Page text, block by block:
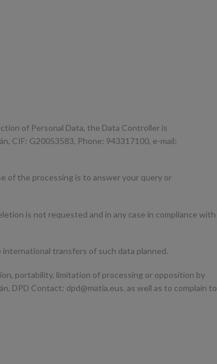
of Personal Data, the Data Controller is
CIF: G20053583, Phone: 943317100, e-mail:
of the processing is to answer your query or
is not requested and in any case in compliance with
transfers of such data planned.
portability, limitation of processing or opposition by
DPD Contact: dpd@matia.eus. as well as to complain to